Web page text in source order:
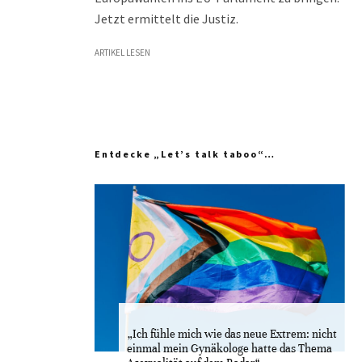
Jetzt ermittelt die Justiz.
ARTIKEL LESEN
Entdecke „Let’s talk taboo“…
„Ich fühle mich wie das neue Extrem: nicht
einmal mein Gynäkologe hatte das Thema